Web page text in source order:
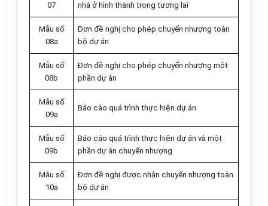
07
nhà ở hình thành trong tương lai
Mẫu số
08a
Đơn đề nghị cho phép chuyển nhượng toàn
bộ dự án
Mẫu số
08b
Đơn đề nghị cho phép chuyển nhượng một
phần dự án
Mẫu số
09a
Báo cáo quá trình thực hiện dự án
Mẫu số
09b
Báo cáo quá trình thực hiện dự án và một
phần dự án chuyển nhượng
Mẫu số
10a
Đơn đề nghị được nhận chuyển nhượng toàn
bộ dự án